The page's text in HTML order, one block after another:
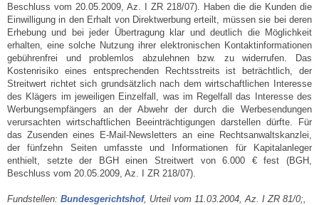
Beschluss vom 20.05.2009, Az. I ZR 218/07). Haben die die Kunden die
Einwilligung in den Erhalt von Direktwerbung erteilt, müssen sie bei deren
Erhebung und bei jeder Übertragung klar und deutlich die Möglichkeit
erhalten, eine solche Nutzung ihrer elektronischen Kontaktinformationen
gebührenfrei und problemlos abzulehnen bzw. zu widerrufen. Das
Kostenrisiko eines entsprechenden Rechtsstreits ist beträchtlich, der
Streitwert richtet sich grundsätzlich nach dem wirtschaftlichen Interesse
des Klägers im jeweiligen Einzelfall, was im Regelfall das Interesse des
Werbungsempfängers an der Abwehr der durch die Werbesendungen
verursachten wirtschaftlichen Beeinträchtigungen darstellen dürfte. Für
das Zusenden eines E-Mail-Newsletters an eine Rechtsanwaltskanzlei,
der fünfzehn Seiten umfasste und Informationen für Kapitalanleger
enthielt, setzte der BGH einen Streitwert von 6.000 € fest (BGH,
Beschluss vom 20.05.2009, Az. I ZR 218/07).
Fundstellen: Bundesgerichtshof, Urteil vom 11.03.2004, Az. I ZR 81/0;,